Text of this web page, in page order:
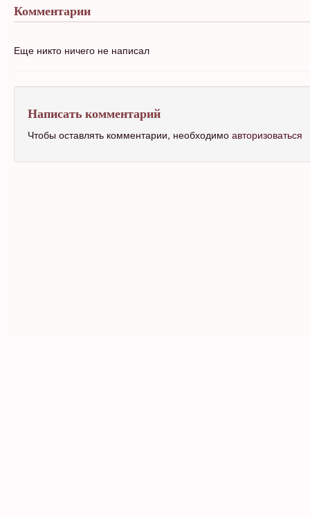
Комментарии
Еще никто ничего не написал
Написать комментарий
Чтобы оставлять комментарии, необходимо авторизоваться